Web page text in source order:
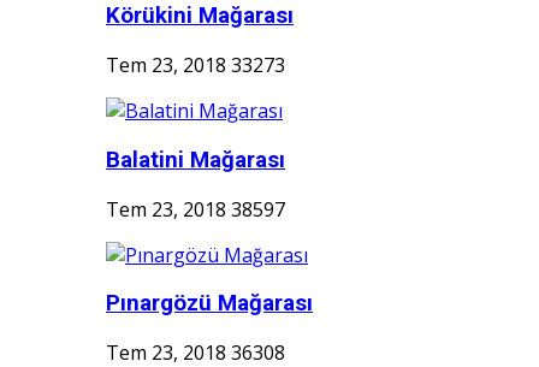
Körükini Mağarası
Tem 23, 2018 33273
Balatini Mağarası
Tem 23, 2018 38597
Pınargözü Mağarası
Tem 23, 2018 36308